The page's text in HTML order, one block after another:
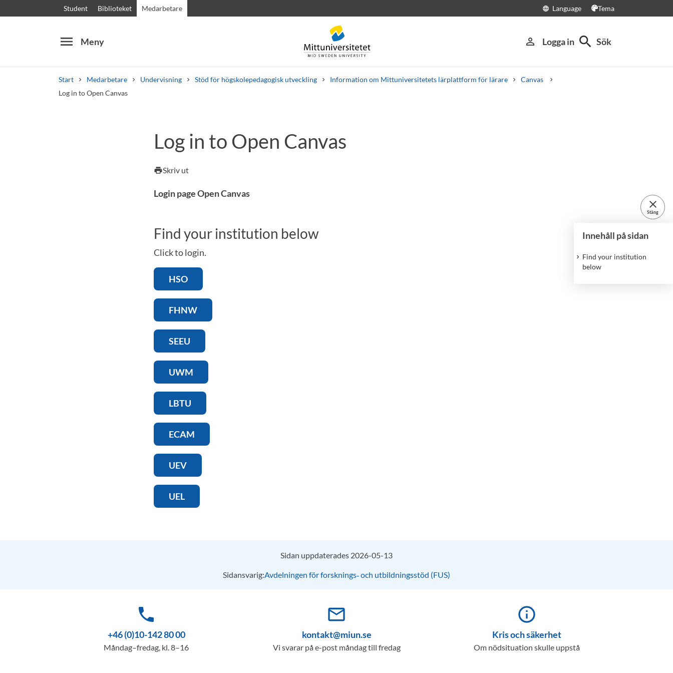
Student Biblioteket Medarbetare language Language Tema
menu Meny person_outline Logga in search Sök
Start Medarbetare Undervisning Stöd för högskolepedagogisk utveckling Information om Mittuniversitetets lärplattform för lärare
Canvas
Log in to Open Canvas
KursplanerVälkomstbrevPersonal Lediga jobb
Log in to Open Canvas
printSkriv ut
close
Stäng
Innehåll på sidan
Find your institution
below
Login page Open Canvas
Find your institution below
Click to login.
HSO
FHNW
SEEU
UWM
LBTU
ECAM
UEV
UEL
Sidan uppdaterades 2026-05-13
Sidansvarig:Avdelningen för forsknings‑ och utbildningsstöd (FUS)
phone
+46 (0)10-142 80 00
Måndag–fredag, kl. 8–16
mail_outline
kontakt@miun.se
Vi svarar på e-post måndag till fredag
info_outline
Kris och säkerhet
Om nödsituation skulle uppstå